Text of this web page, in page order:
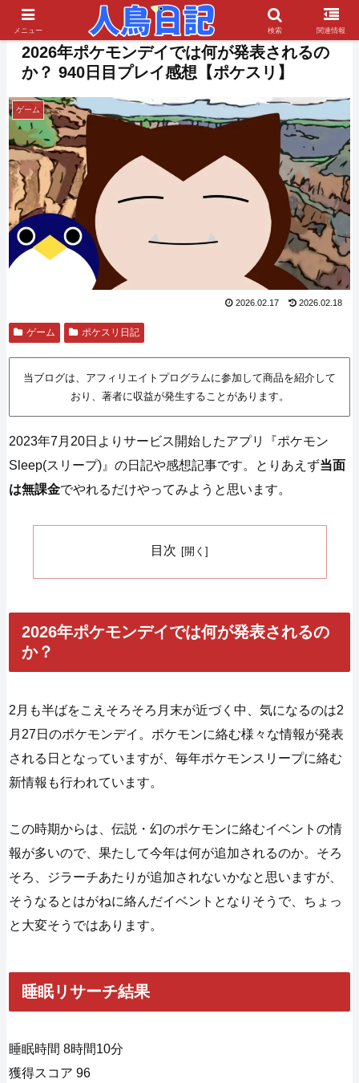
2026年ポケモンデイでは何が発表されるの
か？ 940日目プレイ感想【ポケスリ】
ゲーム
2026.02.17 2026.02.18
ゲーム ポケスリ日記
当ブログは、アフィリエイトプログラムに参加して商品を紹介して
おり、著者に収益が発生することがあります。
2023年7月20日よりサービス開始したアプリ『ポケモン
Sleep(スリープ)』の日記や感想記事です。とりあえず当面
は無課金でやれるだけやってみようと思います。
目次
2026年ポケモンデイでは何が発表されるの
か？
2月も半ばをこえそろそろ月末が近づく中、気になるのは2
月27日のポケモンデイ。ポケモンに絡む様々な情報が発表
される日となっていますが、毎年ポケモンスリープに絡む
新情報も行われています。
この時期からは、伝説・幻のポケモンに絡むイベントの情
報が多いので、果たして今年は何が追加されるのか。そろ
そろ、ジラーチあたりが追加されないかなと思いますが、
そうなるとはがねに絡んだイベントとなりそうで、ちょっ
と大変そうではあります。
睡眠リサーチ結果
睡眠時間 8時間10分
獲得スコア 96
メニュー 検索 関連情報